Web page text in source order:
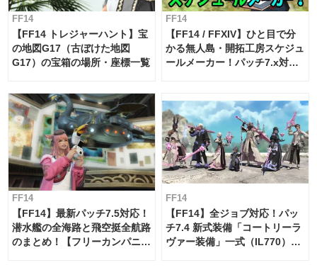
FF14
【FF14 トレジャーハント】宝
の地図G17（古ぼけた地図
G17）の宝箱の場所・座標一覧
FF14
【FF14 / FFXIV】ひと目で分
かる無人島・開拓工房スケジュ
ールメーカー！パッチ7.x対応
FF14
【FF14】最新パッチ7.5対応！
潜水艦の全海路と飛空挺全航路
のまとめ！【フリーカンパニ
FF14
【FF14】全ジョブ対応！パッ
チ7.4 新式装備「コートリーラ
ヴァー装備」一式（IL770）の